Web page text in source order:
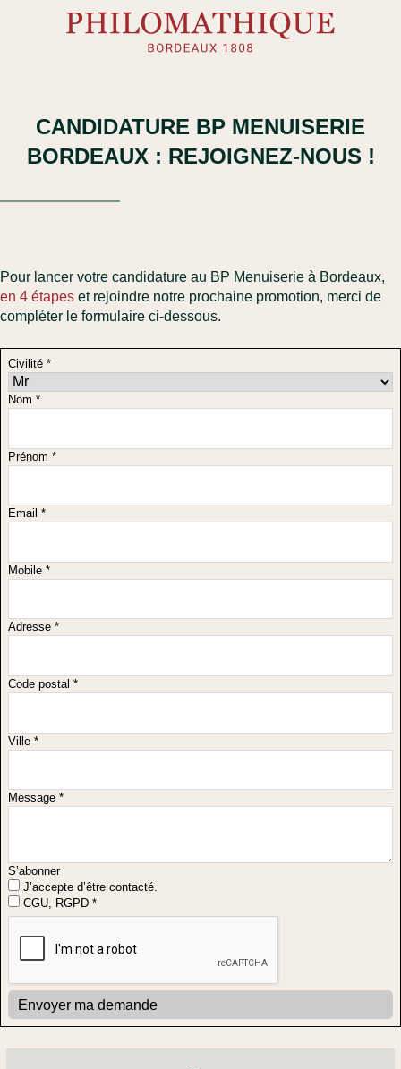
CANDIDATURE BP MENUISERIE
BORDEAUX : REJOIGNEZ-NOUS !
Pour lancer votre candidature au BP Menuiserie à Bordeaux,
en 4 étapes et rejoindre notre prochaine promotion, merci de
compléter le formulaire ci-dessous.
Civilité *
Nom *
Prénom *
Email *
Mobile *
Adresse *
Code postal *
Ville *
Message *
S’abonner
J’accepte d’être contacté.
CGU, RGPD *
Envoyer ma demande